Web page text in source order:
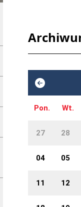
Pon. Wt.
27 28
04 05
11 12